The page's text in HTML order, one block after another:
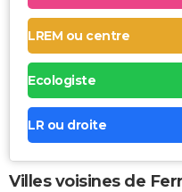
LREM ou centre
Ecologiste
LR ou droite
Villes voisines de